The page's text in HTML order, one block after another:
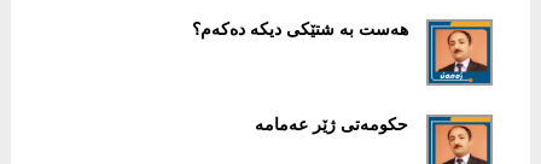
هەست بە شتێكی دیكە دەكەم؟
حكومەتی ژێر عەمامە